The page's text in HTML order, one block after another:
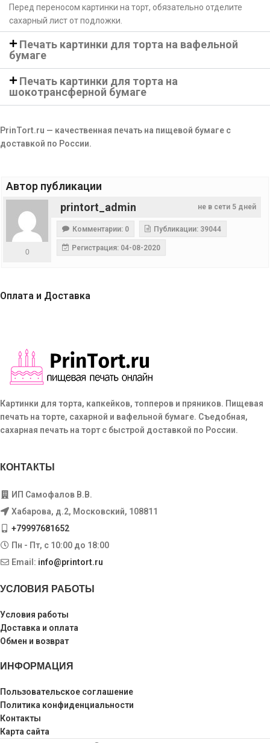
Перед переносом картинки на торт, обязательно отделите
сахарный лист от подложки.
Печать картинки для торта на вафельной
бумаге
Печать картинки для торта на
шокотрансферной бумаге
PrinTort.ru — качественная печать на пищевой бумаге с
доставкой по России.
Автор публикации
не в сети 5 дней
printort_admin
0
Комментарии: 0 Публикации: 39044
Регистрация: 04-08-2020
Оплата и Доставка
Картинки для торта, капкейков, топперов и пряников. Пищевая
печать на торте, сахарной и вафельной бумаге. Съедобная,
сахарная печать на торт с быстрой доставкой по России.
КОНТАКТЫ
ИП Самофалов В.В.
Хабарова, д.2, Московский, 108811
+79997681652
Пн - Пт, с 10:00 до 18:00
Email: info@printort.ru
УСЛОВИЯ РАБОТЫ
Условия работы
Доставка и оплата
Обмен и возврат
ИНФОРМАЦИЯ
Пользовательское соглашение
Политика конфиденциальности
Контакты
Карта сайта